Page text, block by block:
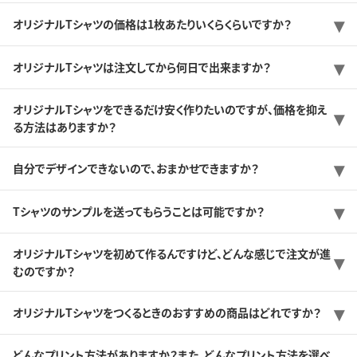
オリジナルTシャツの価格は1枚あたりいくらくらいですか？
オリジナルTシャツは注文してから何日で出来ますか？
オリジナルTシャツをできるだけ安く作りたいのですが、価格を抑え
る方法はありますか？
自分でデザインできないので、おまかせできますか？
Tシャツのサンプルを送ってもらうことは可能ですか？
オリジナルTシャツを初めて作るんですけど、どんな感じで注文が進
むのですか？
オリジナルTシャツをつくるときのおすすめの商品はどれですか？